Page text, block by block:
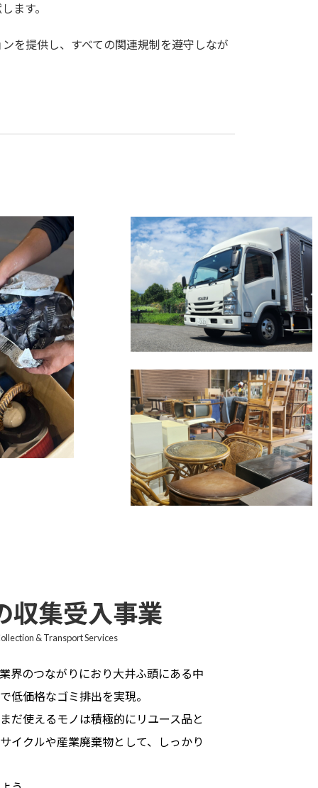
ます。
を提供し、すべての関連規制を遵守しなが
収集受入事業
& Transport Services
界のつながりにおり大井ふ頭にある中
低価格なゴミ排出を実現。
だ使えるモノは積極的にリユース品と
イクルや産業廃棄物として、しっかり